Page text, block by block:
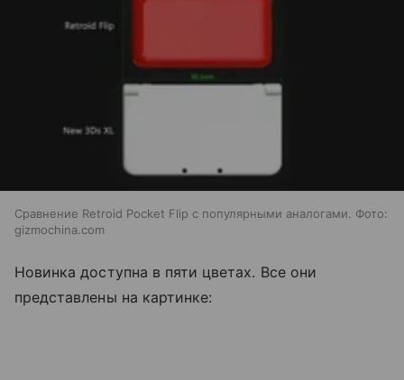
Сравнение Retroid Pocket Flip с популярными аналогами. Фото:
gizmochina.com
Новинка доступна в пяти цветах. Все они
представлены на картинке: